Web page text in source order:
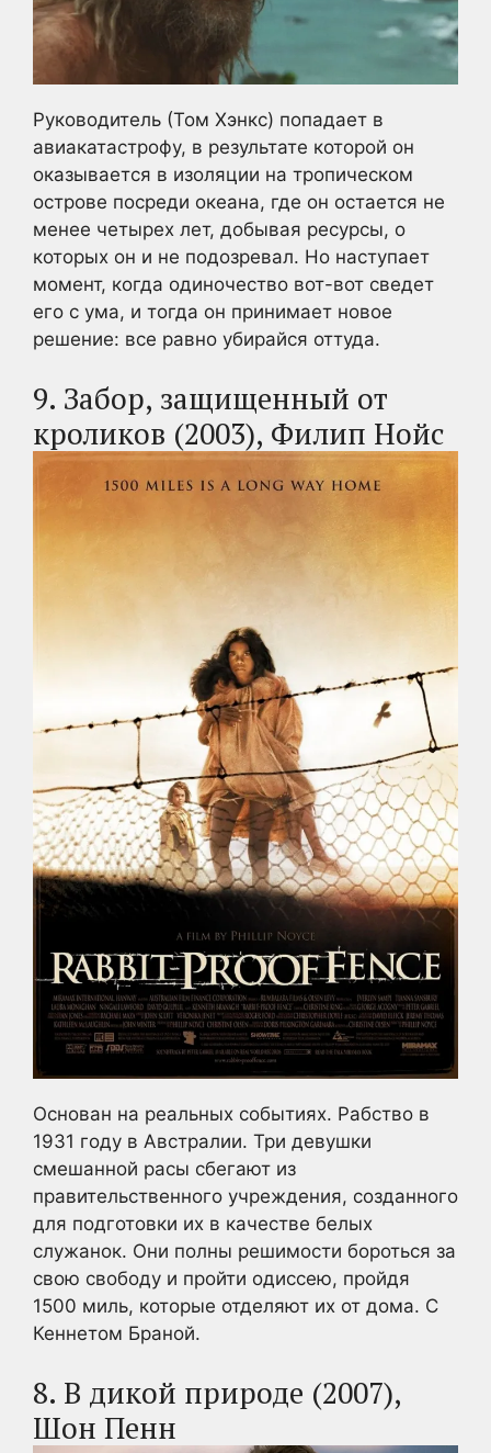
Руководитель (Том Хэнкс) попадает в
авиакатастрофу, в результате которой он
оказывается в изоляции на тропическом
острове посреди океана, где он остается не
менее четырех лет, добывая ресурсы, о
которых он и не подозревал. Но наступает
момент, когда одиночество вот-вот сведет
его с ума, и тогда он принимает новое
решение: все равно убирайся оттуда.
9. Забор, защищенный от
кроликов (2003), Филип Нойс
Основан на реальных событиях. Рабство в
1931 году в Австралии. Три девушки
смешанной расы сбегают из
правительственного учреждения, созданного
для подготовки их в качестве белых
служанок. Они полны решимости бороться за
свою свободу и пройти одиссею, пройдя
1500 миль, которые отделяют их от дома. С
Кеннетом Браной.
8. В дикой природе (2007),
Шон Пенн